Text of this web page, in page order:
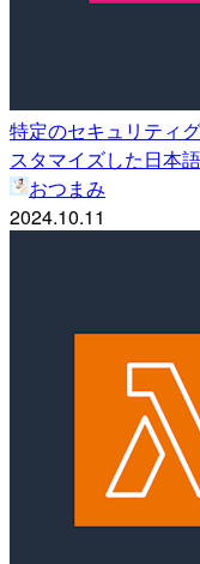
特定のセキュリティ
スタマイズした日本
おつまみ
2024.10.11